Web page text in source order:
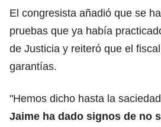
El congresista añadió que se
pruebas que ya había
de Justicia y reiteró que el
garantías.
"Hemos dicho hasta la
Jaime ha dado signos de no